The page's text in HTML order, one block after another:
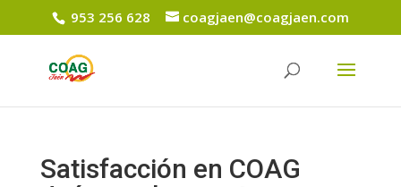
953 256 628 coagjaen@coagjaen.com
Satisfacción en COAG